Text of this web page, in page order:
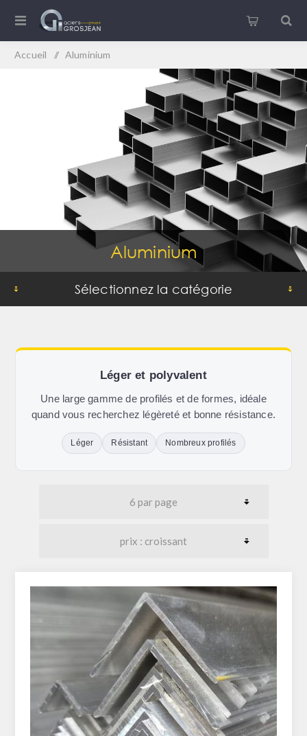
Accueil / Aluminium
Aluminium
Sélectionnez la catégorie
Léger et polyvalent
Une large gamme de profilés et de formes, idéale
quand vous recherchez légèreté et bonne résistance.
Léger Résistant Nombreux profilés